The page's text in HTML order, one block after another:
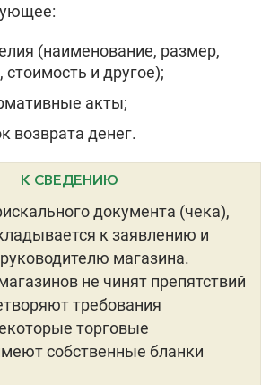
(наименование, размер,
стоимость и другое);
акты;
возврата денег.
К СВЕДЕНИЮ
документа (чека),
к заявлению и
магазина.
не чинят препятствий
требования
торговые
собственные бланки